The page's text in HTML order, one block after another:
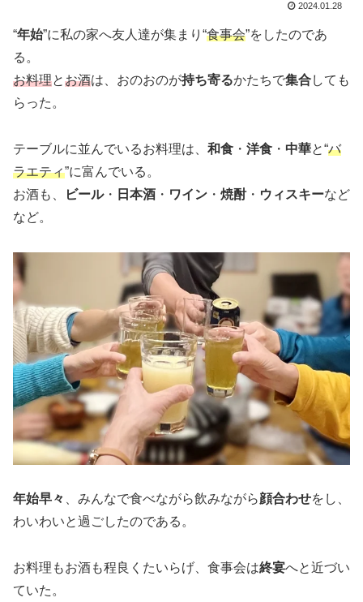
2024.01.28
“年始”に私の家へ友人達が集まり“食事会”をしたのであ
る。
お料理とお酒は、おのおのが持ち寄るかたちで集合しても
らった。
テーブルに並んでいるお料理は、 和食 ・ 洋食 ・ 中華と“バ
ラエティ”に富んでいる。
お酒も、
ビール・ 日本酒 ・ ワイン ・ 焼酎・ ウィスキーなど
など。
年始早々 、みんなで食べながら飲みながら顔合わせをし、
わいわいと過ごしたのである。
お料理もお酒も程良くたいらげ、食事会は終宴へと近づい
ていた。